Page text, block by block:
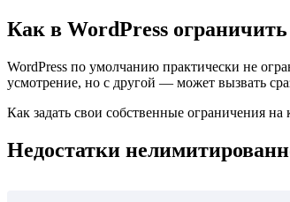
Как в WordPress ограничить
WordPress по умолчанию практически не
усмотрение, но с другой — может вызвать
Как задать свои собственные ограничения
Недостатки